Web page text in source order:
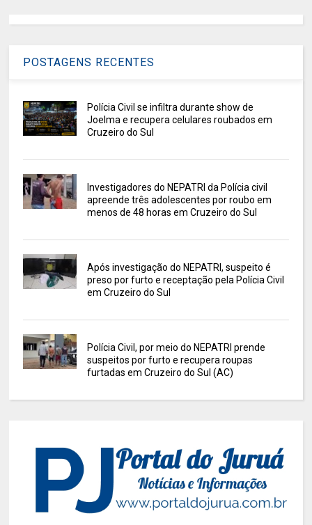
POSTAGENS RECENTES
Polícia Civil se infiltra durante show de
Joelma e recupera celulares roubados em
Cruzeiro do Sul
Investigadores do NEPATRI da Polícia civil
apreende três adolescentes por roubo em
menos de 48 horas em Cruzeiro do Sul
Após investigação do NEPATRI, suspeito é
preso por furto e receptação pela Polícia Civil
em Cruzeiro do Sul
Polícia Civil, por meio do NEPATRI prende
suspeitos por furto e recupera roupas
furtadas em Cruzeiro do Sul (AC)